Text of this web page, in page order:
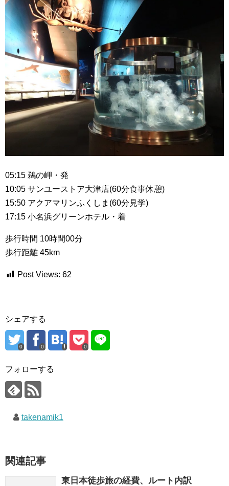
05:15 鵜の岬・発
10:05 サンユーストア大津店(60分食事休憩)
15:50 アクアマリンふくしま(60分見学)
17:15 小名浜グリーンホテル・着
歩行時間 10時間00分
歩行距離 45km
Post Views: 62
シェアする
0 0 0
フォローする
takenamik1
関連記事
東日本徒歩旅の経費、ルート内訳